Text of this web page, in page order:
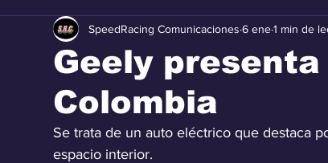
Geely
Colombia
SpeedRacing Comunicaciones 6 ene1 min de
Se trata de un auto eléctrico que destaca
espacio interior.